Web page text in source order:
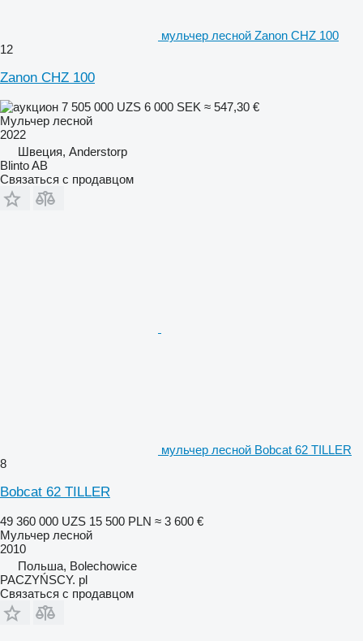
мульчер лесной Zanon CHZ 100
12
Zanon CHZ 100
7 505 000 UZS 6 000 SEK ≈ 547,30 €
Мульчер лесной
2022
Швеция, Anderstorp
Blinto AB
Связаться с продавцом
мульчер лесной Bobcat 62 TILLER
8
Bobcat 62 TILLER
49 360 000 UZS 15 500 PLN ≈ 3 600 €
Мульчер лесной
2010
Польша, Bolechowice
PACZYŃSCY. pl
Связаться с продавцом